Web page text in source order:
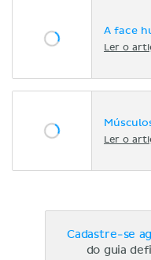
A face
Ler o
Ler o
Cadastre-se
do guia